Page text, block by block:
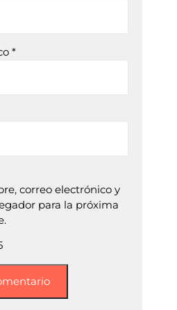
*
correo electrónico y
para la próxima